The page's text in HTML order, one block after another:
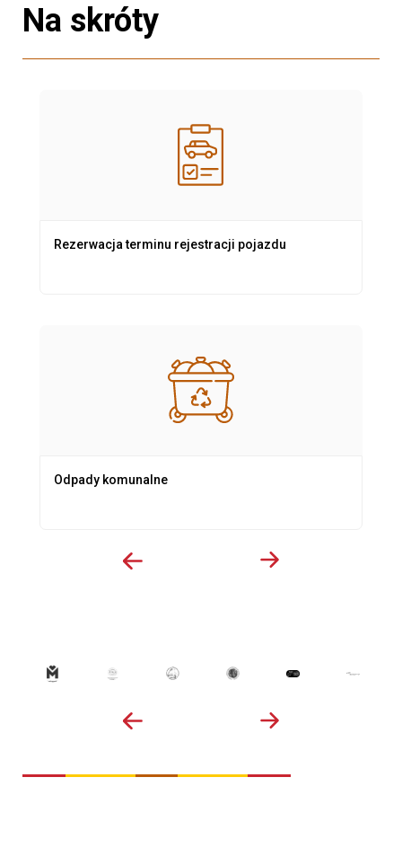
Na skróty
Rezerwacja terminu rejestracji pojazdu
Odpady komunalne